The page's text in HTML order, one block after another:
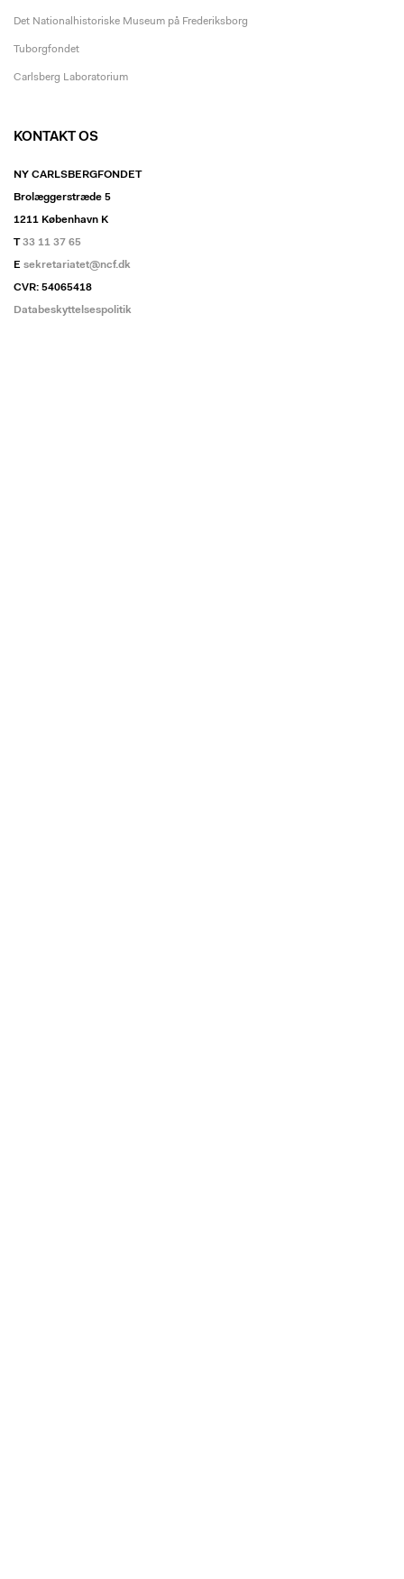
Det Nationalhistoriske Museum på Frederiksborg
Tuborgfondet
Carlsberg Laboratorium
KONTAKT OS
NY CARLSBERGFONDET
Brolæggerstræde 5
1211 København K
T33 11 37 65
E sekretariatet@ncf.dk
CVR: 54065418
Databeskyttelsespolitik